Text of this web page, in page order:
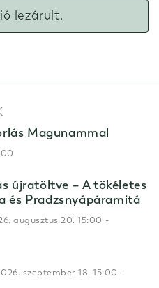
lezárult.
Magunammal
újratöltve – A tökéletes
és Pradzsnyápáramitá
augusztus 20. 15:00 -
szeptember 18. 15:00 -